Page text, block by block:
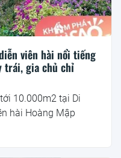
viên hài nổi tiếng
trái, gia chủ chỉ
10.000m2 tại Di
hài Hoàng Mập